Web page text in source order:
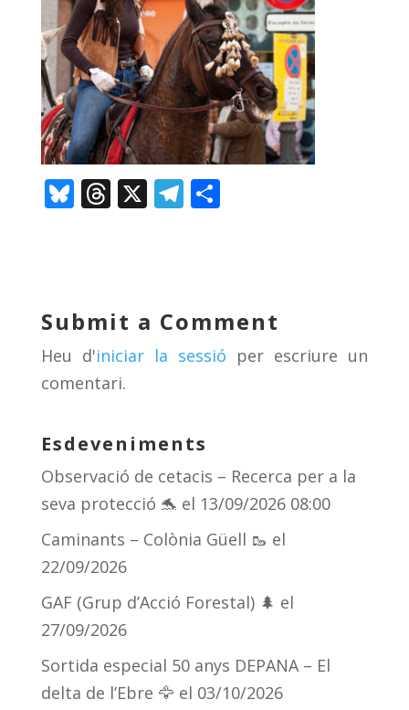
Bl
y
T
d
s
X T
a
m
C
ar
te
ix
Submit a Comment
Heu d'iniciar la sessió per escriure un
comentari.
Esdeveniments
Observació de cetacis – Recerca per a la
seva protecció 🐬 el 13/09/2026 08:00
Caminants – Colònia Güell 🥾 el
22/09/2026
GAF (Grup d’Acció Forestal) 🌲 el
27/09/2026
Sortida especial 50 anys DEPANA – El
delta de l’Ebre 🦅 el 03/10/2026